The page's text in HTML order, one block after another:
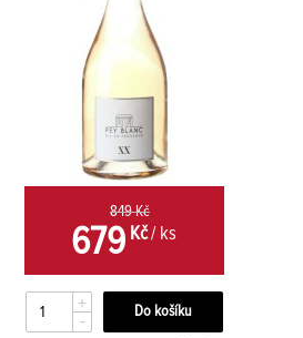
849 Kč
679 Kč/ ks
+
-